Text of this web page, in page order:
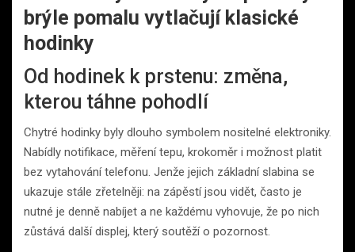
brýle pomalu vytlačují klasické
hodinky
Od hodinek k prstenu: změna,
kterou táhne pohodlí
Chytré hodinky byly dlouho symbolem nositelné elektroniky.
Nabídly notifikace, měření tepu, krokoměr i možnost platit
bez vytahování telefonu. Jenže jejich základní slabina se
ukazuje stále zřetelněji: na zápěstí jsou vidět, často je
nutné je denně nabíjet a ne každému vyhovuje, že po nich
zůstává další displej, který soutěží o pozornost.